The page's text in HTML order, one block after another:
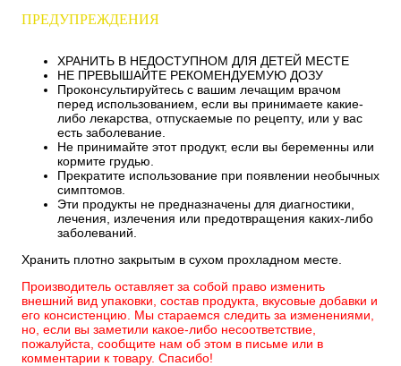
ПРЕДУПРЕЖДЕНИЯ
ХРАНИТЬ В НЕДОСТУПНОМ ДЛЯ ДЕТЕЙ МЕСТЕ
НЕ ПРЕВЫШАЙТЕ РЕКОМЕНДУЕМУЮ ДОЗУ
Проконсультируйтесь с вашим лечащим врачом
перед использованием, если вы принимаете какие-
либо лекарства, отпускаемые по рецепту, или у вас
есть заболевание.
Не принимайте этот продукт, если вы беременны или
кормите грудью.
Прекратите использование при появлении необычных
симптомов.
Эти продукты не предназначены для диагностики,
лечения, излечения или предотвращения каких-либо
заболеваний.
Хранить плотно закрытым в сухом прохладном месте.
Производитель оставляет за собой право изменить
внешний вид упаковки, состав продукта, вкусовые добавки и
его консистенцию. Мы стараемся следить за изменениями,
но, если вы заметили какое-либо несоответствие,
пожалуйста, сообщите нам об этом в письме или в
комментарии к товару. Спасибо!